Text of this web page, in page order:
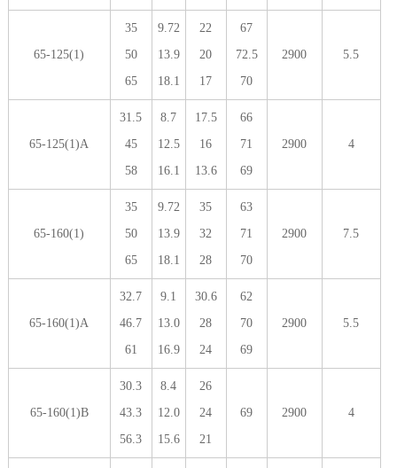
65-125(1)
35
50
65
9.72
13.9
18.1
22
20
17
67
72.5
70
2900 5.5
65-125(1)A
31.5
45
58
8.7
12.5
16.1
17.5
16
13.6
66
71
69
2900 4
65-160(1)
35
50
65
9.72
13.9
18.1
35
32
28
63
71
70
2900 7.5
65-160(1)A
32.7
46.7
61
9.1
13.0
16.9
30.6
28
24
62
70
69
2900 5.5
65-160(1)B
30.3
43.3
56.3
8.4
12.0
15.6
26
24
21
69 2900 4